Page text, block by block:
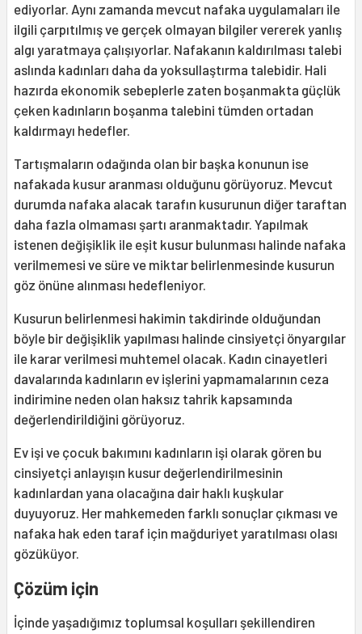
ediyorlar. Aynı zamanda mevcut nafaka uygulamaları ile
ilgili çarpıtılmış ve gerçek olmayan bilgiler vererek yanlış
algı yaratmaya çalışıyorlar. Nafakanın kaldırılması talebi
aslında kadınları daha da yoksullaştırma talebidir. Hali
hazırda ekonomik sebeplerle zaten boşanmakta güçlük
çeken kadınların boşanma talebini tümden ortadan
kaldırmayı hedefler.
Tartışmaların odağında olan bir başka konunun ise
nafakada kusur aranması olduğunu görüyoruz. Mevcut
durumda nafaka alacak tarafın kusurunun diğer taraftan
daha fazla olmaması şartı aranmaktadır. Yapılmak
istenen değişiklik ile eşit kusur bulunması halinde nafaka
verilmemesi ve süre ve miktar belirlenmesinde kusurun
göz önüne alınması hedefleniyor.
Kusurun belirlenmesi hakimin takdirinde olduğundan
böyle bir değişiklik yapılması halinde cinsiyetçi önyargılar
ile karar verilmesi muhtemel olacak. Kadın cinayetleri
davalarında kadınların ev işlerini yapmamalarının ceza
indirimine neden olan haksız tahrik kapsamında
değerlendirildiğini görüyoruz.
Ev işi ve çocuk bakımını kadınların işi olarak gören bu
cinsiyetçi anlayışın kusur değerlendirilmesinin
kadınlardan yana olacağına dair haklı kuşkular
duyuyoruz. Her mahkemeden farklı sonuçlar çıkması ve
nafaka hak eden taraf için mağduriyet yaratılması olası
gözüküyor.
Çözüm için
İçinde yaşadığımız toplumsal koşulları şekillendiren